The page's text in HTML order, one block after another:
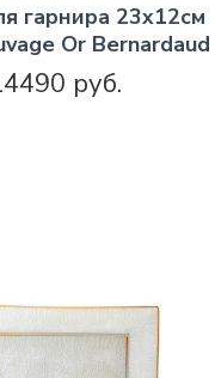
гарнира 23x12см
Or Bernardaud
руб.